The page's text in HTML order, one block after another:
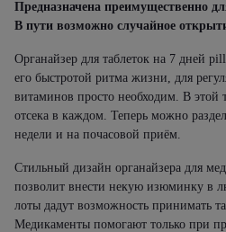
Предназначена преимущественно
В пути возможно случайное
Органайзер для таблеток на 7 дней
его быстротой ритма жизни, для
витаминов просто необходим. В этой
отсека в каждом. Теперь можно
недели и на почасовой приём.
Стильный дизайн органайзера для
позволит внести некую изюминку в
лоты дадут возможность принимать
Медикаменты помогают только при